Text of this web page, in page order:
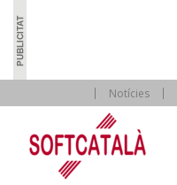
Notícies